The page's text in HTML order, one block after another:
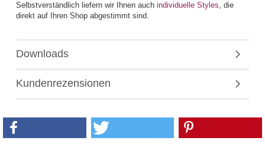
Selbstverständlich liefern wir Ihnen auch individuelle Styles, die
direkt auf Ihren Shop abgestimmt sind.
Downloads
Kundenrezensionen